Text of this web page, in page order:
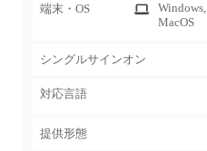
端末・OS Windows,
MacOS
シングルサインオン
対応言語
提供形態